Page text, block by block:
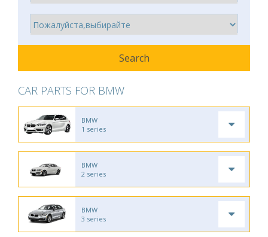
CAR PARTS FOR BMW
BMW
1 series
BMW
2 series
BMW
3 series